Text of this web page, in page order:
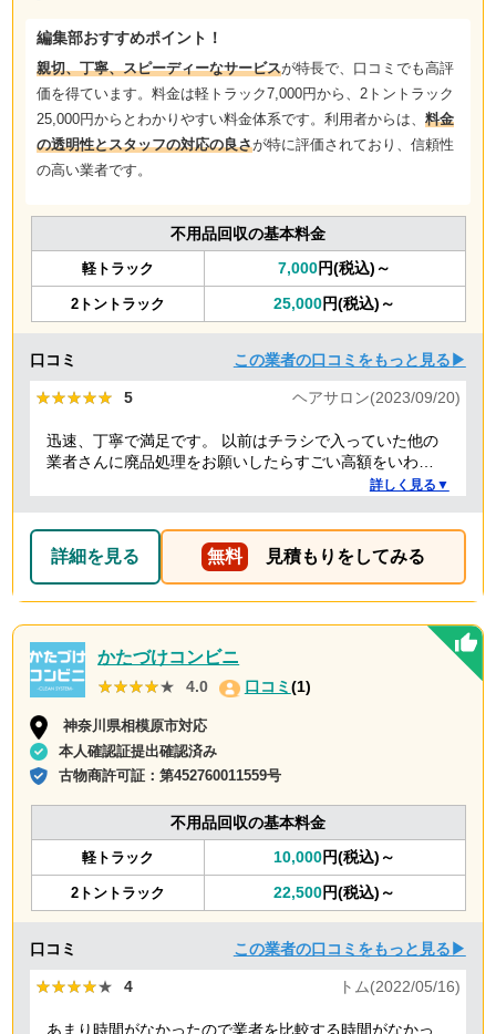
編集部おすすめポイント！
親切、丁寧、スピーディーなサービスが特長で、口コミでも高評
価を得ています。料金は軽トラック7,000円から、2トントラック
25,000円からとわかりやすい料金体系です。利用者からは、 料金
の透明性とスタッフの対応の良さが特に評価されており、信頼性
の高い業者です。
不用品回収の基本料金
軽トラック 7,000円(税込)～
2トントラック 25,000円(税込)～
口コミ この業者の口コミをもっと見る▶
★★★★★
★★★★★ 5 ヘアサロン(2023/09/20)
迅速、丁寧で満足です。 以前はチラシで入っていた他の
業者さんに廃品処理をお願いしたらすごい高額をいわれ
たことがありましたが、クリーランドさんは提示額通り
うと思っております。
詳しく見る▼
詳細を見る 無料 見積もりをしてみる
かたづけコンビニ
★★★★★
★★★★★ 4.0 口コミ(1)
神奈川県相模原市対応
本人確認証提出確認済み
古物商許可証：第452760011559号
不用品回収の基本料金
軽トラック 10,000円(税込)～
2トントラック 22,500円(税込)～
口コミ この業者の口コミをもっと見る▶
★★★★★
★★★★★ 4 トム(2022/05/16)
あまり時間がなかったので業者を比較する時間がなかっ